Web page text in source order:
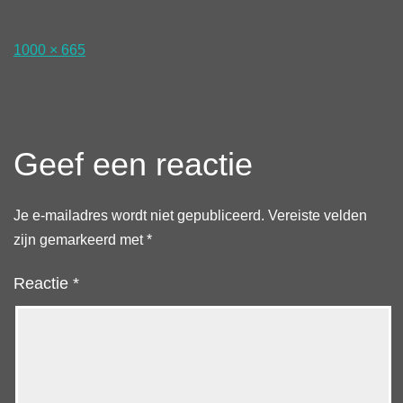
Volledige
1000 × 665
Geef een reactie
Je e-mailadres wordt niet gepubliceerd. Vereiste velden
zijn gemarkeerd met*
Reactie *